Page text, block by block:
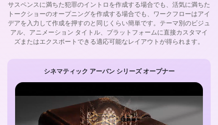
サスペンスに満ちた犯罪のイントロを作成する場合でも、活気に満ちた
トークショーのオープニングを作成する場合でも、ワークフローはアイ
デアを入力して作成を押すのと同じくらい簡単です。テーマ別のビジュ
アル、アニメーション タイトル、プラットフォームに直接カスタマイ
ズまたはエクスポートできる適応可能なレイアウトが得られます。
シネマティック アーバン シリーズ オープナー